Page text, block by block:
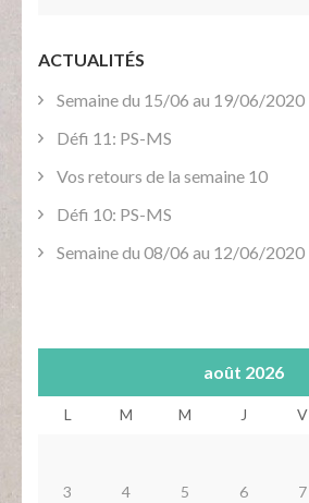
ACTUALITÉS
Semaine du 15/06 au 19/06/2020
Défi 11: PS-MS
Vos retours de la semaine 10
Défi 10: PS-MS
Semaine du 08/06 au 12/06/2020
août 2026
L M M J V
3 4 5 6 7